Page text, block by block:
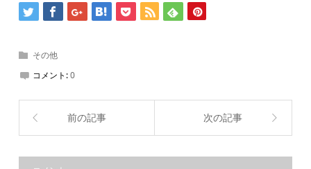
その他
コメント:0
前の記事 次の記事